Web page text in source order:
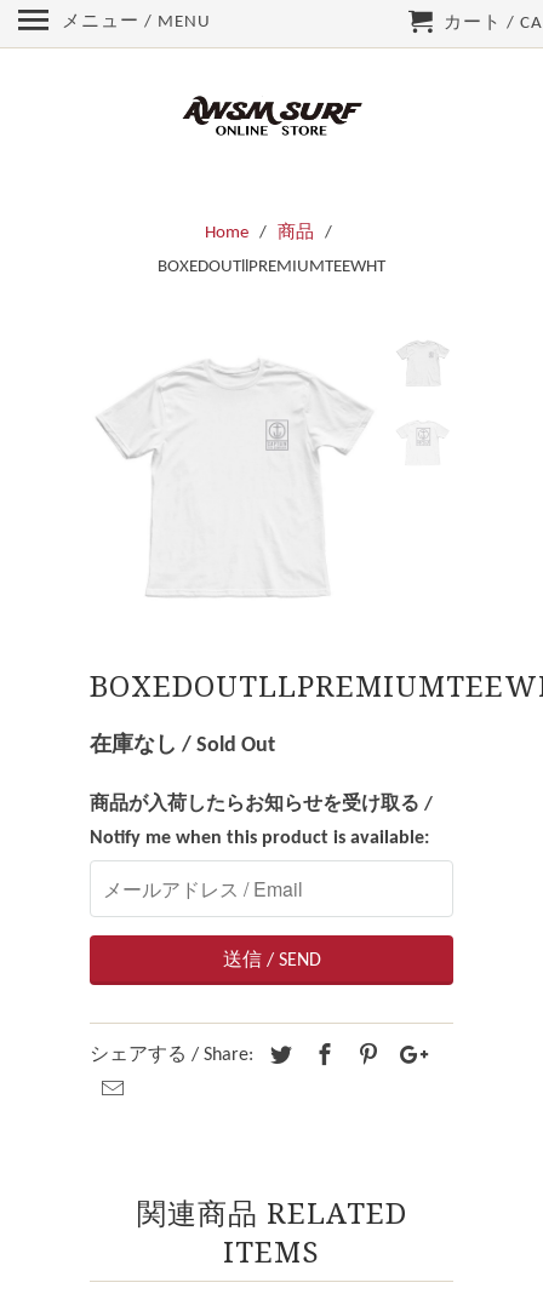
Home/ 商品
/
BOXEDOUTllPREMIUMTEEWHT
在庫なし / Sold Out
商品が入荷したらお知らせを受け取る /
Notify me when this product is available:
シェアする / Share:
関連商品 RELATED
ITEMS
メニュー / MENU カート /